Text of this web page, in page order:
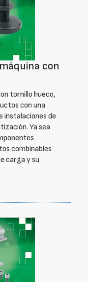
con
tornillo hueco,
con una
instalaciones de
Ya sea
combinables
carga y su